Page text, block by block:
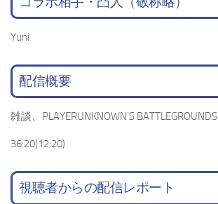
Yuni
配信概要
雑談、PLAYERUNKNOWN’S BATTLEGROUNDS
36:20(12:20)
視聴者からの配信レポート